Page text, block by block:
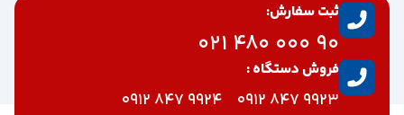
ثبت سفارش:
90 000 480 021
فروش دستگاه :
9923 847 0912
9924 847 0912